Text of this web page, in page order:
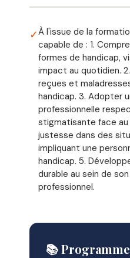
✓À l'issue de la
capable de : 1.
formes de handicap,
impact au quotidien.
reçues et
handicap. 3. Adopter
professionnelle
stigmatisante face au
justesse dans des
impliquant une
handicap. 5.
durable au sein de
professionnel.
📚